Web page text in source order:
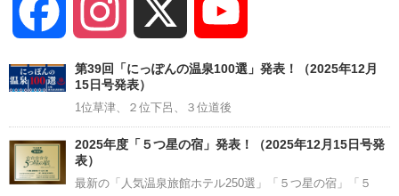
Facebook Instagram
Channel
第39回「にっぽんの温泉100選」発表！（2025年12月
15日号発表）
1位草津、２位下呂、３位道後
2025年度「５つ星の宿」発表！（2025年12月15日号発
表）
最新の「人気温泉旅館ホテル250選」「５つ星の宿」「５